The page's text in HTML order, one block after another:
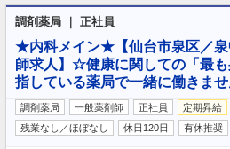
調剤薬局 ｜ 正社員
★内科メイン★【仙台市泉区／泉
師求人】☆健康に関しての「最も
指している薬局で一緒に働きませ
調剤薬局 一般薬剤師 正社員 定期昇給
残業なし／ほぼなし
休日120日 有休推奨